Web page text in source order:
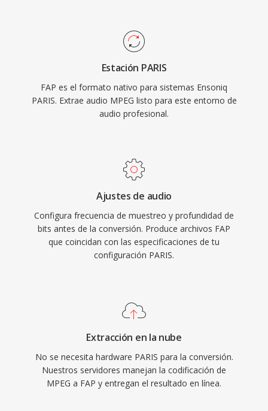
Estación PARIS
FAP es el formato nativo para sistemas Ensoniq
PARIS. Extrae audio MPEG listo para este entorno de
audio profesional.
Ajustes de audio
Configura frecuencia de muestreo y profundidad de
bits antes de la conversión. Produce archivos FAP
que coincidan con las especificaciones de tu
configuración PARIS.
Extracción en la nube
No se necesita hardware PARIS para la conversión.
Nuestros servidores manejan la codificación de
MPEG a FAP y entregan el resultado en línea.